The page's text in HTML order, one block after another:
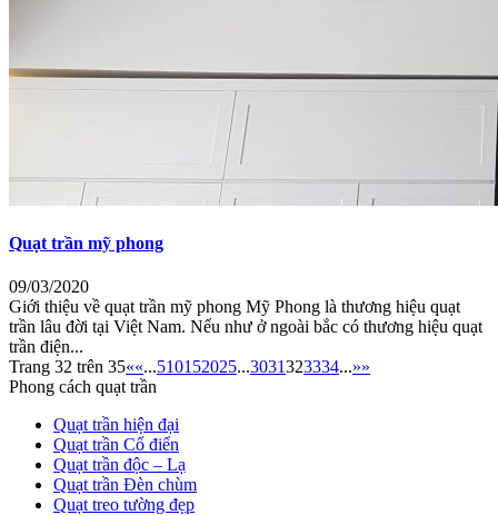
Quạt trần mỹ phong
09/03/2020
Giới thiệu về quạt trần mỹ phong Mỹ Phong là thương hiệu quạt
trần lâu đời tại Việt Nam. Nếu như ở ngoài bắc có thương hiệu quạt
trần điện...
Trang 32 trên 35««...510152025...3031323334...»»
Phong cách quạt trần
Quạt trần hiện đại
Quạt trần Cổ điển
Quạt trần độc – Lạ
Quạt trần Đèn chùm
Quạt treo tường đẹp